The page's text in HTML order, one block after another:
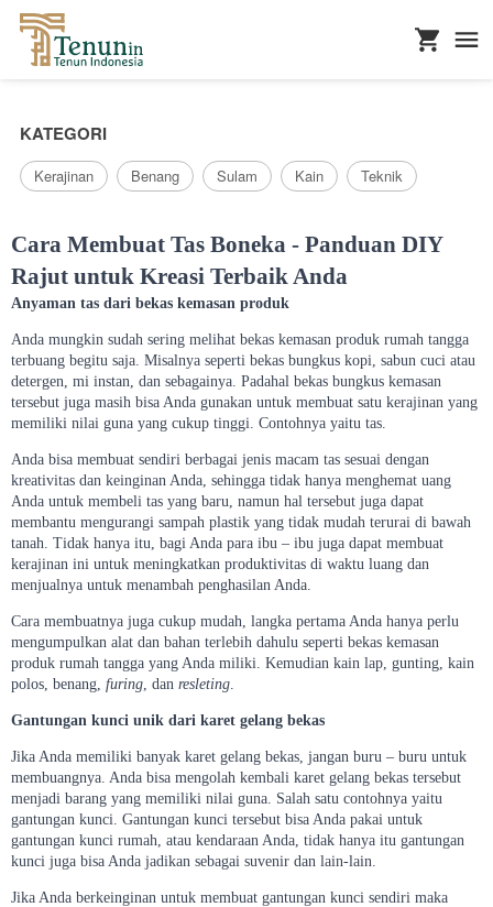
KATEGORI
Kerajinan Benang Sulam Kain Teknik
Cara Membuat Tas Boneka - Panduan DIY
Rajut untuk Kreasi Terbaik Anda
Anyaman tas dari bekas kemasan produk
Anda mungkin sudah sering melihat bekas kemasan produk rumah tangga
terbuang begitu saja. Misalnya seperti bekas bungkus kopi, sabun cuci atau
detergen, mi instan, dan sebagainya. Padahal bekas bungkus kemasan
tersebut juga masih bisa Anda gunakan untuk membuat satu kerajinan yang
memiliki nilai guna yang cukup tinggi. Contohnya yaitu tas.
Anda bisa membuat sendiri berbagai jenis macam tas sesuai dengan
kreativitas dan keinginan Anda, sehingga tidak hanya menghemat uang
Anda untuk membeli tas yang baru, namun hal tersebut juga dapat
membantu mengurangi sampah plastik yang tidak mudah terurai di bawah
tanah. Tidak hanya itu, bagi Anda para ibu – ibu juga dapat membuat
kerajinan ini untuk meningkatkan produktivitas di waktu luang dan
menjualnya untuk menambah penghasilan Anda.
Cara membuatnya juga cukup mudah, langka pertama Anda hanya perlu
mengumpulkan alat dan bahan terlebih dahulu seperti bekas kemasan
produk rumah tangga yang Anda miliki. Kemudian kain lap, gunting, kain
polos, benang, furing, dan resleting.
Gantungan kunci unik dari karet gelang bekas
Jika Anda memiliki banyak karet gelang bekas, jangan buru – buru untuk
membuangnya. Anda bisa mengolah kembali karet gelang bekas tersebut
menjadi barang yang memiliki nilai guna. Salah satu contohnya yaitu
gantungan kunci. Gantungan kunci tersebut bisa Anda pakai untuk
gantungan kunci rumah, atau kendaraan Anda, tidak hanya itu gantungan
kunci juga bisa Anda jadikan sebagai suvenir dan lain-lain.
Jika Anda berkeinginan untuk membuat gantungan kunci sendiri maka